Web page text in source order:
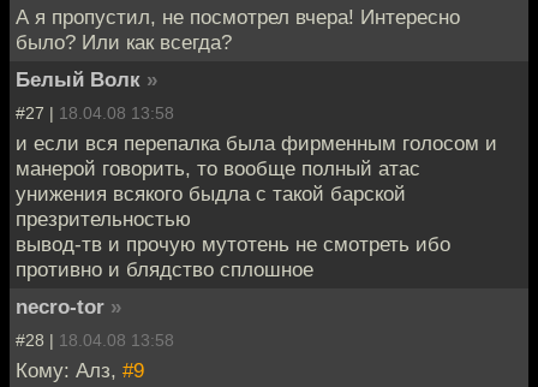
А я пропустил, не посмотрел вчера! Интересно
было? Или как всегда?
Белый Волк »
#27 | 18.04.08 13:58
и если вся перепалка была фирменным голосом и
манерой говорить, то вообще полный атас
унижения всякого быдла с такой барской
презрительностью
вывод-тв и прочую мутотень не смотреть ибо
противно и блядство сплошное
necro-tor »
#28 | 18.04.08 13:58
Кому: Алз, #9